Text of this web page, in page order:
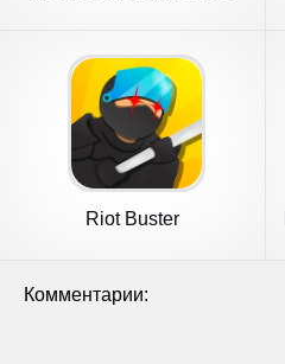
Riot Buster
Комментарии: